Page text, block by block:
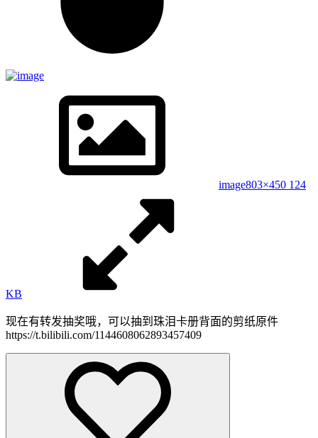
image803×450 124
KB
现在有转发抽奖哦，可以抽到珠泪卡册背面的剪纸原件
https://t.bilibili.com/1144608062893457409